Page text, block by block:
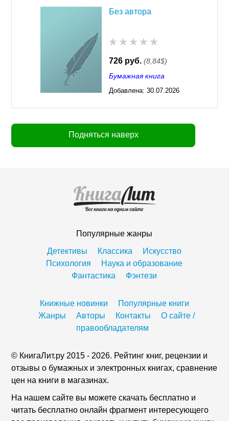
Без автора
726 руб. (8,84$)
Бумажная книга
Добавлена: 30.07.2026
Подняться наверх
Популярные жанры
Детективы
Классика
Искусство
Психология
Наука и образование
Фантастика
Фэнтези
Книжные новинки
Популярные книги
Жанры
Авторы Контакты
О сайте /
правообладателям
© КнигаЛит.ру 2015 - 2026. Рейтинг книг, рецензии и
отзывы о бумажных и электронных книгах, сравнение
цен на книги в магазинах.
На нашем сайте вы можете скачать бесплатно и
читать бесплатно онлайн фрагмент интересующего